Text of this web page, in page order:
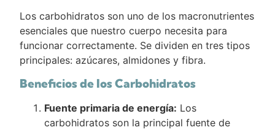
Los carbohidratos son uno de los macronutrientes
esenciales que nuestro cuerpo necesita para
funcionar correctamente. Se dividen en tres tipos
principales: azúcares, almidones y fibra.
Beneficios de los Carbohidratos
Fuente primaria de energía: Los
carbohidratos son la principal fuente de